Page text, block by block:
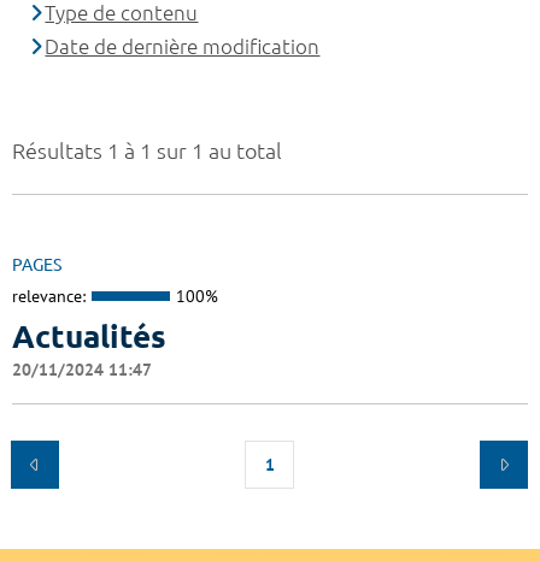
Résultats 1 à 1 sur 1 au total
PAGES
relevance: 100%
Actualités
20/11/2024 11:47
1
Type de contenu
Date de dernière modification